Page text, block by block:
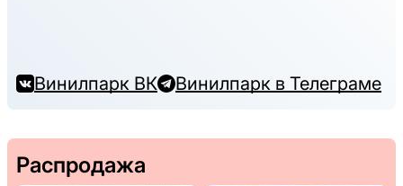
Винилпарк ВК Винилпарк в Телеграме
Распродажа